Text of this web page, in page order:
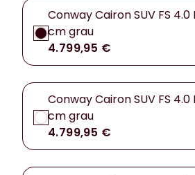
Conway Cairon SUV FS
cm grau
4.799,95 €
Conway Cairon SUV FS
cm grau
4.799,95 €